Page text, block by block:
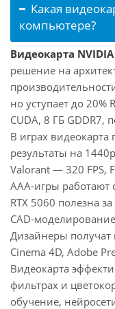
Какая
компьютере?
Видеокарта NVIDIA
решение на
но уступает до
CUDA, 8 ГБ GDDR7,
В играх
результаты на
Valorant — 320 FPS,
AAA-игры работают
RTX 5060 полезна
CAD-
Дизайнеры получат
Cinema 4D, Adobe
Видеокарта
фильтрах и
обучение,